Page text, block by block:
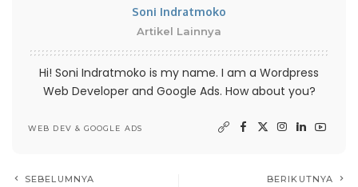
Soni Indratmoko
Artikel Lainnya
Hi! Soni Indratmoko is my name. I am a Wordpress
Web Developer and Google Ads. How about you?
WEB DEV & GOOGLE ADS
SEBELUMNYA BERIKUTNYA